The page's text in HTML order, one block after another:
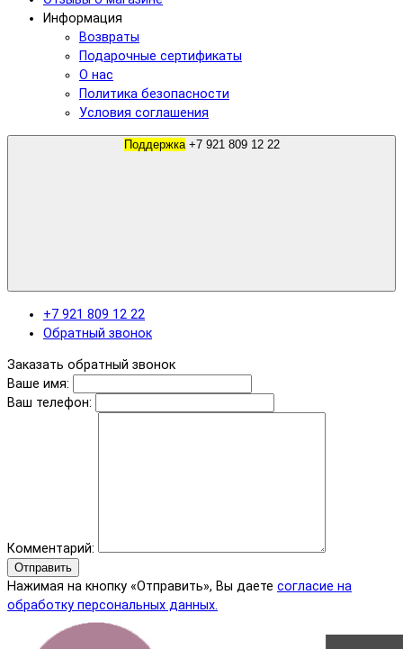
Информация
Возвраты
Подарочные сертификаты
О нас
Политика безопасности
Условия соглашения
Поддержка +7 921 809 12 22
+7 921 809 12 22
Обратный звонок
Заказать обратный звонок
Ваше имя:
Ваш телефон:
Комментарий:
Отправить
Нажимая на кнопку «Отправить», Вы даете согласие на
обработку персональных данных.